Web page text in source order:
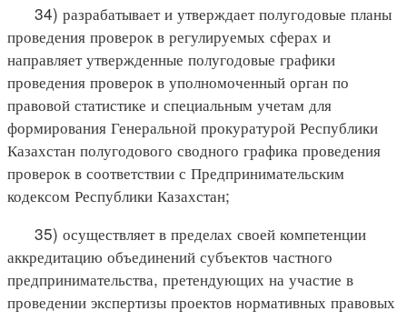
34) разрабатывает и утверждает полугодовые планы
проведения проверок в регулируемых сферах и
направляет утвержденные полугодовые графики
проведения проверок в уполномоченный орган по
правовой статистике и специальным учетам для
формирования Генеральной прокуратурой Республики
Казахстан полугодового сводного графика проведения
проверок в соответствии с Предпринимательским
кодексом Республики Казахстан;
35) осуществляет в пределах своей компетенции
аккредитацию объединений субъектов частного
предпринимательства, претендующих на участие в
проведении экспертизы проектов нормативных правовых